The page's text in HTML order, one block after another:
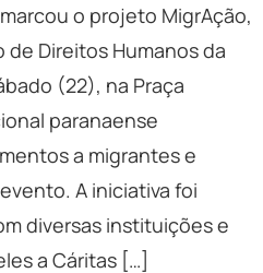
o projeto MigrAção,
de Direitos Humanos da
(22), na Praça
paranaense
a migrantes e
A iniciativa foi
diversas instituições e
a Cáritas […]